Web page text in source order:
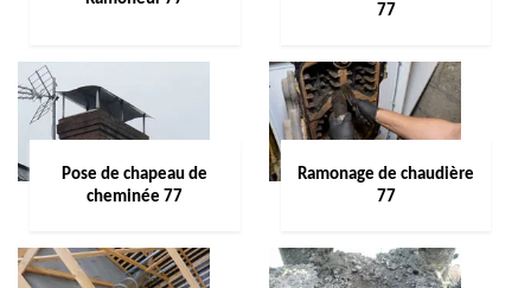
77
Pose de chapeau de
cheminée 77
Ramonage de chaudière
77